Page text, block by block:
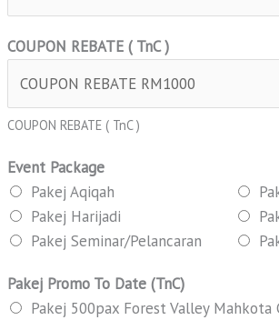
COUPON REBATE ( TnC )
COUPON REBATE ( TnC )
Event Package
Pakej Aqiqah
Pakej Harijadi
Pakej Seminar/Pelancaran
Pakej Promo To Date (TnC)
Pakej 500pax Forest Valley Mahkota